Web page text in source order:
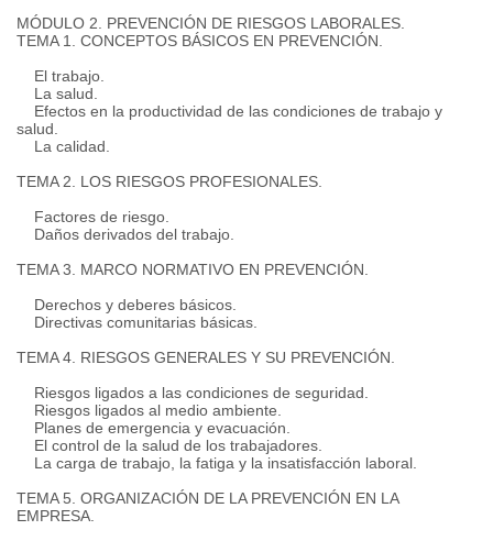
MÓDULO 2. PREVENCIÓN DE RIESGOS LABORALES.
TEMA 1. CONCEPTOS BÁSICOS EN PREVENCIÓN.
El trabajo.
La salud.
Efectos en la productividad de las condiciones de trabajo y
salud.
La calidad.
TEMA 2. LOS RIESGOS PROFESIONALES.
Factores de riesgo.
Daños derivados del trabajo.
TEMA 3. MARCO NORMATIVO EN PREVENCIÓN.
Derechos y deberes básicos.
Directivas comunitarias básicas.
TEMA 4. RIESGOS GENERALES Y SU PREVENCIÓN.
Riesgos ligados a las condiciones de seguridad.
Riesgos ligados al medio ambiente.
Planes de emergencia y evacuación.
El control de la salud de los trabajadores.
La carga de trabajo, la fatiga y la insatisfacción laboral.
TEMA 5. ORGANIZACIÓN DE LA PREVENCIÓN EN LA
EMPRESA.